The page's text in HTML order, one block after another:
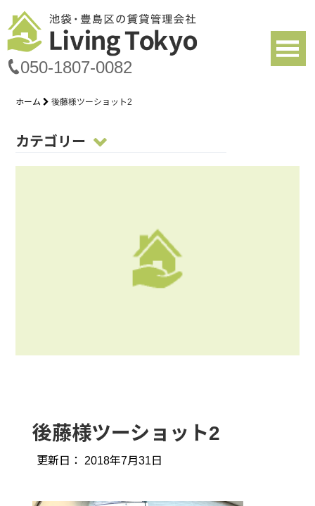
050-1807-0082
ホーム 後藤様ツーショット2
後藤様ツーショット2
更新日： 2018年7月31日
カテゴリー